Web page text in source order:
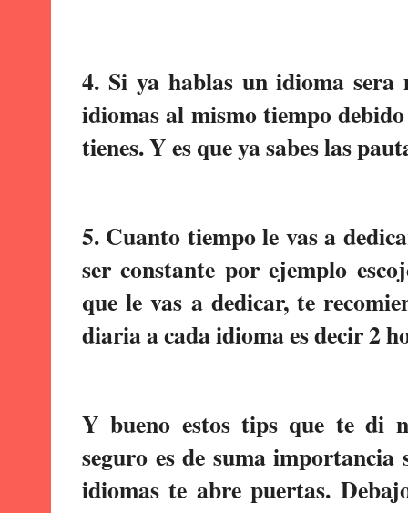
4. Si ya hablas un idioma sera
idiomas al mismo tiempo
tienes. Y es que ya sabes las
5. Cuanto tiempo le vas a
ser constante por ejemplo
que le vas a dedicar, te
diaria a cada idioma es decir 2
Y bueno estos tips que te di
seguro es de suma importancia
idiomas te abre puertas.